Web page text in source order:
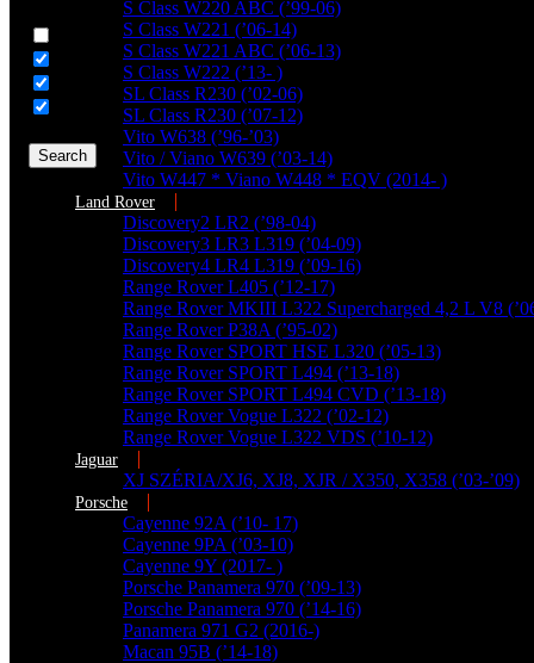
Generic filters
Hidden label
Hidden label
Hidden label
Hidden label
Search
S Class W220 ABC (’99-06)
S Class W221 (’06-14)
S Class W221 ABC (’06-13)
S Class W222 (’13- )
SL Class R230 (’02-06)
SL Class R230 (’07-12)
Vito W638 (’96-’03)
Vito / Viano W639 (’03-14)
Vito W447 * Viano W448 * EQV (2014- )
Land Rover
Discovery2 LR2 (’98-04)
Discovery3 LR3 L319 (’04-09)
Discovery4 LR4 L319 (’09-16)
Range Rover L405 (’12-17)
Range Rover MKIII L322 Supercharged 4,2 L V8
Range Rover P38A (’95-02)
Range Rover SPORT HSE L320 (’05-13)
Range Rover SPORT L494 (’13-18)
Range Rover SPORT L494 CVD (’13-18)
Range Rover Vogue L322 (’02-12)
Range Rover Vogue L322 VDS (’10-12)
Jaguar
XJ SZÉRIA/XJ6, XJ8, XJR / X350, X358 (’03-’09)
Porsche
Cayenne 92A (’10- 17)
Cayenne 9PA (’03-10)
Cayenne 9Y (2017- )
Porsche Panamera 970 (’09-13)
Porsche Panamera 970 (’14-16)
Panamera 971 G2 (2016-)
Macan 95B (’14-18)